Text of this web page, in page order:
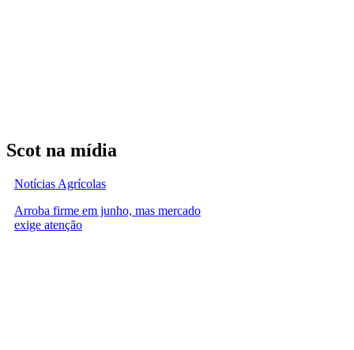
Scot na mídia
Notícias Agrícolas
Arroba firme em junho, mas mercado
exige atenção